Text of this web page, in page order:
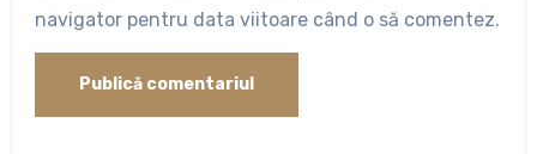
navigator pentru data viitoare când o să comentez.